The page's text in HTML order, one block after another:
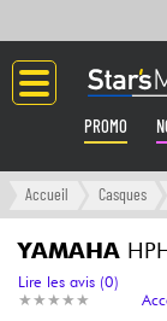
PROMO
Langue
Guitares
Amplis &
Accueil Casques
YAMAHA
★ ★ ★ ★ ★
★ ★ ★ ★ ★
Lire les avis (0)